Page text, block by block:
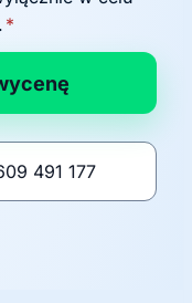
*
491 177